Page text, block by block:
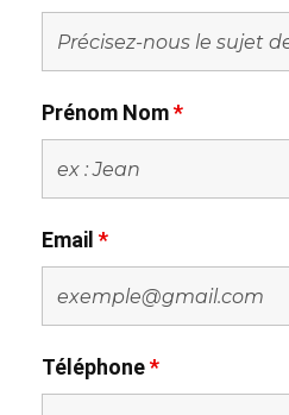
Prénom Nom*
Email *
Téléphone*